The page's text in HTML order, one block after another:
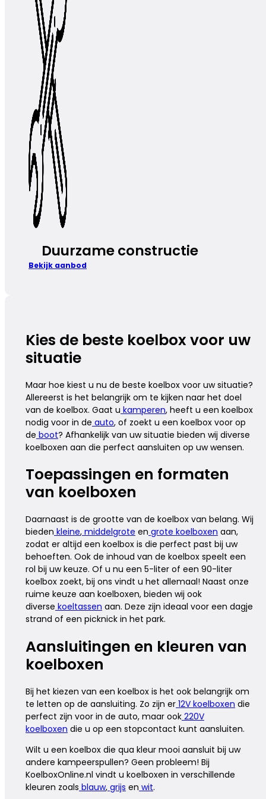
Duurzame constructie
Bekijk aanbod
Kies de beste koelbox voor uw
situatie
Maar hoe kiest u nu de beste koelbox voor uw situatie?
Allereerst is het belangrijk om te kijken naar het doel
van de koelbox. Gaat u kamperen, heeft u een koelbox
nodig voor in de auto, of zoekt u een koelbox voor op
de boot? Afhankelijk van uw situatie bieden wij diverse
koelboxen aan die perfect aansluiten op uw wensen.
Toepassingen en formaten
van koelboxen
Daarnaast is de grootte van de koelbox van belang. Wij
bieden kleine, middelgrote en grote koelboxen aan,
zodat er altijd een koelbox is die perfect past bij uw
behoeften. Ook de inhoud van de koelbox speelt een
rol bij uw keuze. Of u nu een 5-liter of een 90-liter
koelbox zoekt, bij ons vindt u het allemaal! Naast onze
ruime keuze aan koelboxen, bieden wij ook
diverse koeltassen aan. Deze zijn ideaal voor een dagje
strand of een picknick in het park.
Aansluitingen en kleuren van
koelboxen
Bij het kiezen van een koelbox is het ook belangrijk om
te letten op de aansluiting. Zo zijn er 12V koelboxen die
perfect zijn voor in de auto, maar ook 220V
koelboxen die u op een stopcontact kunt aansluiten.
Wilt u een koelbox die qua kleur mooi aansluit bij uw
andere kampeerspullen? Geen probleem! Bij
KoelboxOnline.nl vindt u koelboxen in verschillende
kleuren zoals blauw, grijs en wit.